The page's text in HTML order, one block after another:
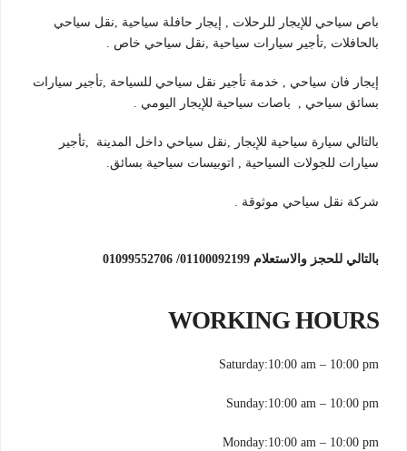
باص سياحي للإيجار للرحلات , إيجار حافلة سياحية ,نقل سياحي
بالحافلات ,تأجير سيارات سياحية ,نقل سياحي خاص .
إيجار فان سياحي , خدمة تأجير نقل سياحي للسياحة ,تأجير سيارات
بسائق سياحي , باصات سياحية للإيجار اليومي .
بالتالي سيارة سياحية للإيجار ,نقل سياحي داخل المدينة ,تأجير
سيارات للجولات السياحية , اتوبيسات سياحية بسائق.
شركة نقل سياحي موثوقة .
بالتالي للحجز والاستعلام 01100092199/ 01099552706
WORKING HOURS
Saturday:10:00 am – 10:00 pm
Sunday:10:00 am – 10:00 pm
Monday:10:00 am – 10:00 pm